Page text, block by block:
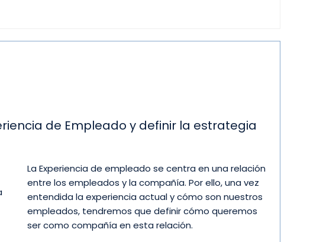
de Empleado y definir la estrategia
La Experiencia de empleado se centra en una relación
entre los empleados y la compañía. Por ello, una vez
entendida la experiencia actual y cómo son nuestros
empleados, tendremos que definir cómo queremos
ser como compañía en esta relación.